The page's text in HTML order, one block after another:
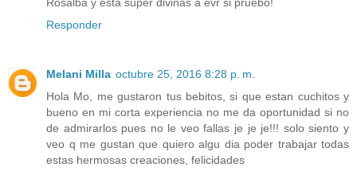
Responder
Melani Milla octubre 25, 2016 8:28 p. m.
Hola Mo, me gustaron tus bebitos, si que estan cuchitos y
bueno en mi corta experiencia no me da oportunidad si no
de admirarlos pues no le veo fallas je je je!!! solo siento y
veo q me gustan que quiero algu dia poder trabajar todas
estas hermosas creaciones, felicidades